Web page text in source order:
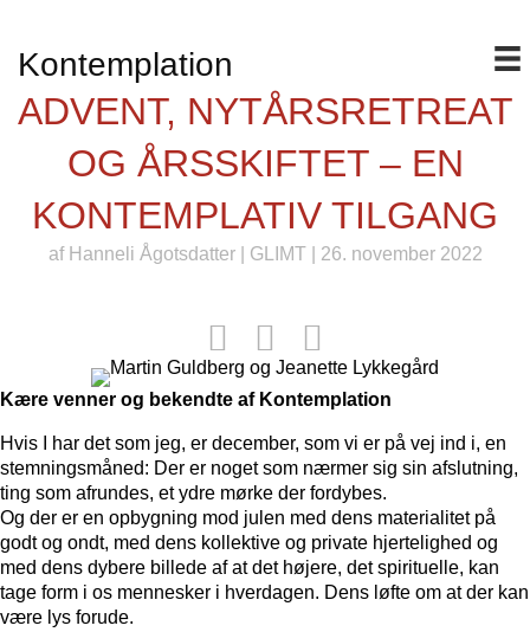
Kontemplation
ADVENT, NYTÅRSRETREAT
OG ÅRSSKIFTET – EN
KONTEMPLATIV TILGANG
af Hanneli Ågotsdatter| GLIMT| 26. november 2022
Kære venner og bekendte af Kontemplation
Hvis I har det som jeg, er december, som vi er på vej ind i, en
stemningsmåned: Der er noget som nærmer sig sin afslutning,
ting som afrundes, et ydre mørke der fordybes.
Og der er en opbygning mod julen med dens materialitet på
godt og ondt, med dens kollektive og private hjertelighed og
med dens dybere billede af at det højere, det spirituelle, kan
tage form i os mennesker i hverdagen. Dens løfte om at der kan
være lys forude.